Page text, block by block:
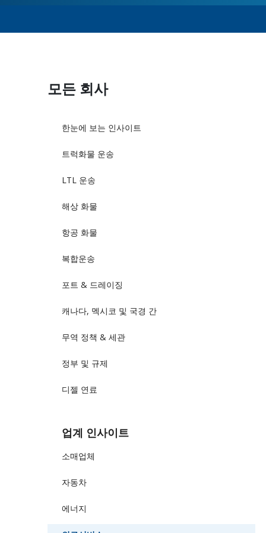
모든 회사
한눈에 보는 인사이트
트럭화물 운송
LTL 운송
해상 화물
항공 화물
복합운송
포트 & 드레이징
캐나다, 멕시코 및 국경 간
무역 정책 & 세관
정부 및 규제
디젤 연료
업계 인사이트
소매업체
자동차
에너지